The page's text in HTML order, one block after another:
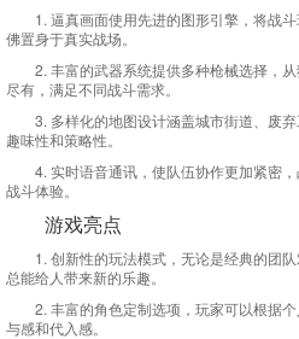
1. 逼真画面使用先进的图形引擎，将战斗
佛置身于真实战场。
2. 丰富的武器系统提供多种枪械选择，从
尽有，满足不同战斗需求。
3. 多样化的地图设计涵盖城市街道、废弃
趣味性和策略性。
4. 实时语音通讯，使队伍协作更加紧密，
战斗体验。
游戏亮点
1. 创新性的玩法模式，无论是经典的团队
总能给人带来新的乐趣。
2. 丰富的角色定制选项，玩家可以根据个
与感和代入感。